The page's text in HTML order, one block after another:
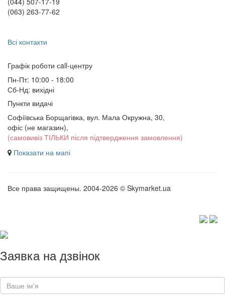
(063) 263-77-62
Всі контакти
Графік роботи сall-центру
Пн-Пт: 10:00 - 18:00
Сб-Нд: вихідні
Пункти видачі
Софіївська Борщагівка, вул. Мала Окружна, 30,
офіс (не магазин),
(самовивіз ТІЛЬКИ після підтвердження замовлення)
Показати на мапі
Все права защищены. 2004-2026 © Skymarket.ua
Заявка на дзвінок